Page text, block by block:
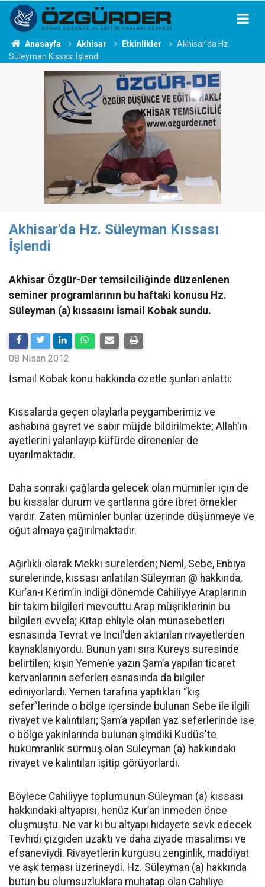
Anasayfa Akhisar Etkinlikler
Akhisar'da Hz.
Süleyman Kıssası İşlendi
Akhisar'da Hz. Süleyman Kıssası
İşlendi
Akhisar Özgür-Der temsilciliğinde düzenlenen
seminer programlarının bu haftaki konusu Hz.
Süleyman (a) kıssasını İsmail Kobak sundu.
08 Nisan 2012
İsmail Kobak konu hakkında özetle şunları anlattı:
Kıssalarda geçen olaylarla peygamberimiz ve
ashabına gayret ve sabır müjde bildirilmekte; Allah'ın
ayetlerini yalanlayıp küfürde direnenler de
uyarılmaktadır.
Daha sonraki çağlarda gelecek olan müminler için de
bu kıssalar durum ve şartlarına göre ibret örnekler
vardır. Zaten müminler bunlar üzerinde düşünmeye ve
öğüt almaya çağırılmaktadır.
Ağırlıklı olarak Mekki surelerden; Neml, Sebe, Enbiya
surelerinde, kıssası anlatılan Süleyman @ hakkında,
Kur’an-ı Kerim’in indiği dönemde Cahiliyye Araplarının
bir takım bilgileri mevcuttu.Arap müşriklerinin bu
bilgileri evvela; Kitap ehliyle olan münasebetleri
esnasında Tevrat ve İncil'den aktarılan rivayetlerden
kay­naklanıyordu. Bunun yanı sıra Ku­reys suresinde
belirtilen; kışın Yemen'e yazın Şam’a yapılan ticaret
kervanlarının seferleri esnasında da bilgiler
ediniyorlardı. Yemen tarafına yaptıkları “kış
sefer”lerinde o bölge içersinde bulunan Sebe ile ilgili
rivayet ve kalıntıları; Şam’a yapılan yaz seferlerinde ise
o bölge yakınlarında bulunan şimdiki Kudüs'te
hükümranlık sürmüş olan Süleyman (a) hakkındaki
riva­yet ve kalıntıları işitip görüyorlar­dı.
Böylece Cahiliyye toplumunun Süleyman (a) kıssası
hakkındaki altyapısı, henüz Kur’an inmeden önce
oluşmuştu. Ne var ki bu altya­pı hidayete sevk edecek
Tevhidi çiz­giden uzaktı ve daha ziyade masa­lımsı ve
efsaneviydi. Rivayetlerin kurgusu zen­ginlik, maddiyat
ve aşk teması üzerineydi. Hz. Süleyman (a) hakkında
bü­tün bu olumsuzluklara muhatap olan Cahiliye